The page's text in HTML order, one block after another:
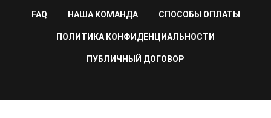
FAQ НАША КОМАНДА СПОСОБЫ ОПЛАТЫ
ПОЛИТИКА КОНФИДЕНЦИАЛЬНОСТИ
ПУБЛИЧНЫЙ ДОГОВОР